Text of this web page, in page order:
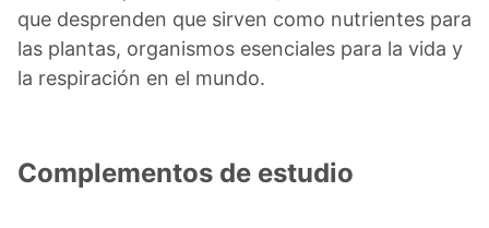
que desprenden que sirven como nutrientes para
las plantas, organismos esenciales para la vida y
la respiración en el mundo.
Complementos de estudio